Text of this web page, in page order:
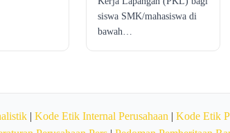
siswa SMK/mahasiswa di
bawah…
| Kode Etik Internal Perusahaan | Kode Etik